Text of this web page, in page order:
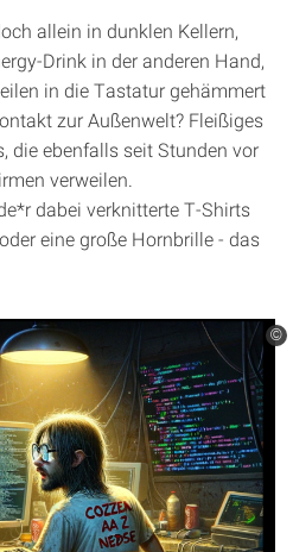
allein in dunklen Kellern,
Drink in der anderen Hand,
in die Tastatur gehämmert
zur Außenwelt? Fleißiges
die ebenfalls seit Stunden vor
verweilen.
dabei verknitterte T-Shirts
eine große Hornbrille - das
©